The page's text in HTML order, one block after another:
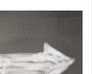
تصمیم‌گیری
تصمیم‌گیری
کنیم؟